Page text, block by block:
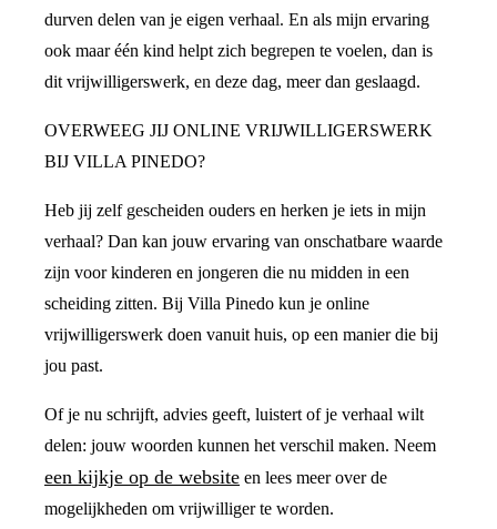
durven delen van je eigen verhaal. En als mijn ervaring
ook maar één kind helpt zich begrepen te voelen, dan is
dit vrijwilligerswerk, en deze dag, meer dan geslaagd.
OVERWEEG JIJ ONLINE VRIJWILLIGERSWERK
BIJ VILLA PINEDO?
Heb jij zelf gescheiden ouders en herken je iets in mijn
verhaal? Dan kan jouw ervaring van onschatbare waarde
zijn voor kinderen en jongeren die nu midden in een
scheiding zitten. Bij Villa Pinedo kun je online
vrijwilligerswerk doen vanuit huis, op een manier die bij
jou past.
Of je nu schrijft, advies geeft, luistert of je verhaal wilt
delen: jouw woorden kunnen het verschil maken. Neem
een kijkje op de website en lees meer over de
mogelijkheden om vrijwilliger te worden.